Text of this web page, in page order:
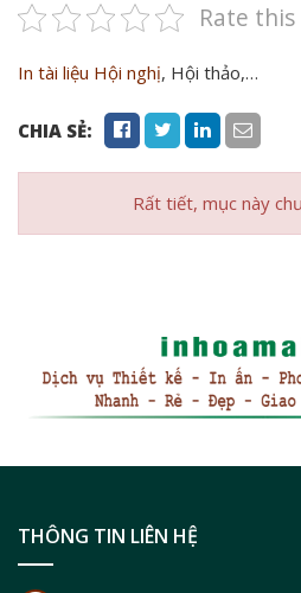
Rate
In tài liệu Hội nghị, Hội thảo,…
CHIA SẺ:
Rất tiết, mục này
THÔNG TIN LIÊN HỆ